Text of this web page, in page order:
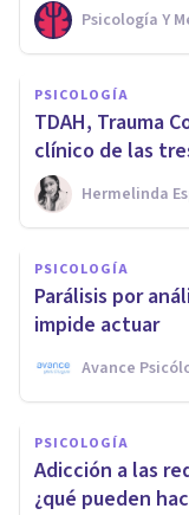
Psicología Y
PSICOLOGÍA
TDAH, Trauma
clínico de las
Hermelinda
PSICOLOGÍA
Parálisis por
impide actuar
Avance
PSICOLOGÍA
Adicción a las
¿qué pueden